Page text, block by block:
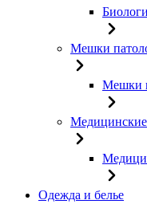
Мешки
Мешки
Медицинские
Одежда и белье